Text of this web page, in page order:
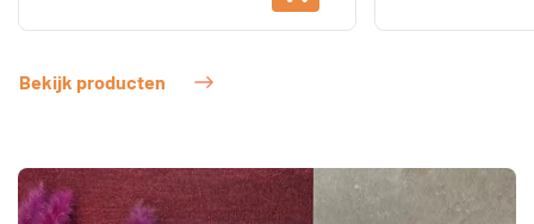
Bekijk producten